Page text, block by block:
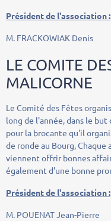
Président de l'association :
M. FRACKOWIAK Denis
LE COMITE
MALICORNE
Le Comité des Fêtes
long de l'année, dans le
pour la brocante qu'il
de ronde au Bourg, Chaque
viennent offrir bonnes
également d'une bonne
Président de l'association :
M. POUENAT Jean-Pierre